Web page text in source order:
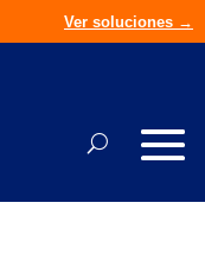
Ver soluciones →